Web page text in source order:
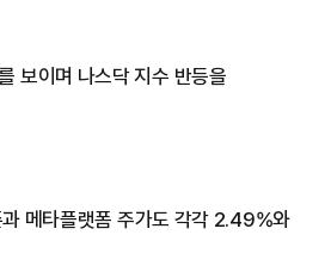
보이며 나스닥 지수 반등을
메타플랫폼 주가도 각각 2.49%와